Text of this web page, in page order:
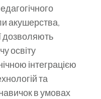
акушерства,
дозволяють
освіту
інтеграцією
та
в умовах